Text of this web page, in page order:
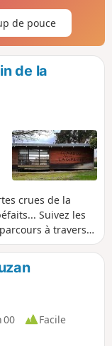
de pouce
de la
crues de la
Suivez les
à travers
Circuit totalement
Attention :
00
Facile